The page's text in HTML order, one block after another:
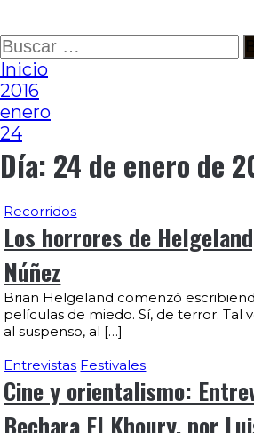
Ir
al
contenido
Buscar:
Inicio
2016
enero
24
Día: 24 de enero de
Recorridos
Los horrores de
Núñez
Brian Helgeland comenzó
películas de miedo. Sí, de terror. Tal
al suspenso, al […]
Entrevistas Festivales
Cine y orientalismo:
Bechara El Khoury, por